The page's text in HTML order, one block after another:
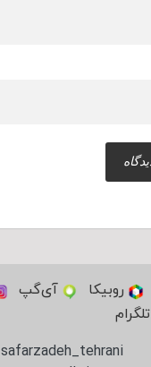
روبیکا آی‌گپ
تلگرام
safarzadeh_tehrani